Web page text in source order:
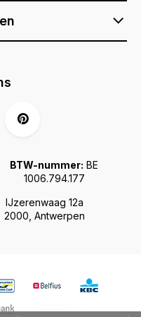
IJzerenwaag 12a
2000, Antwerpen
BTW-nummer: BE
1006.794.177